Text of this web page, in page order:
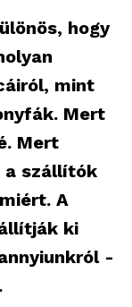
hogy
mint
Mert
Mert
a szállítók
A
ki
-